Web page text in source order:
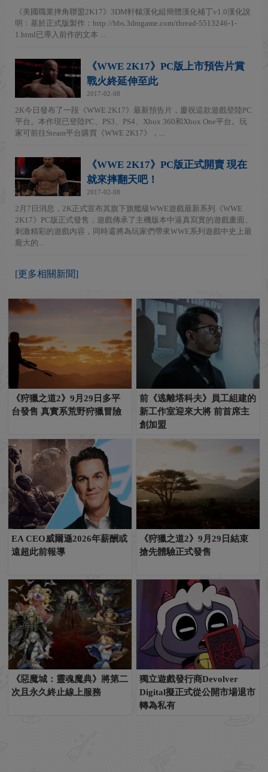
《美國職業摔角聯盟2K17》3DM軒轅漢化組簡體漢化補丁v1.0漢化說
明：基於正式版製作：http://bbs.3dmgame.com/thread-5513246-1-
1.html已導入前作的文本 ...
《WWE 2K17》PC版上市預告片賞
戰火終延伸至此
2017-02-08
2K今日發布了一段《WWE 2K17》最新預告片，慶祝這款遊戲登陸PC
平台。本作現已登陸PC、PS3、PS4、Xbox 360和Xbox One平台。玩
家可前往Steam平台購買《WWE 2K17》，...
《WWE 2K17》PC版正式開賣 現在
就來摔翻天吧！
2017-02-08
2月7日消息，2K正式宣布其旗下旗艦級WWE遊戲最新系列《WWE
2K17》PC版正式發售，遊戲傳承了主機版本中逼真寫實的遊戲畫面、
刺激精彩的遊戲內容，同時還將為玩家們帶來WWE系列遊戲中史上最
龐大的...
[更多相關新聞]
《狩獵之道2》9月29日多平
台發售 真實系荒野狩獵冒險
前《逃離塔科夫》員工組建的
新工作室迎來大將 前首席主
創加盟
EA CEO威爾遜2026年薪酬或
遠超此前報導
《狩獵之道2》9月29日結束
搶先體驗正式發售
《惡魔城：靈魂魔典》將第二
次且永久終止線上服務
獨立遊戲發行商Devolver
Digital擬正式從公開市場退市
轉為私有